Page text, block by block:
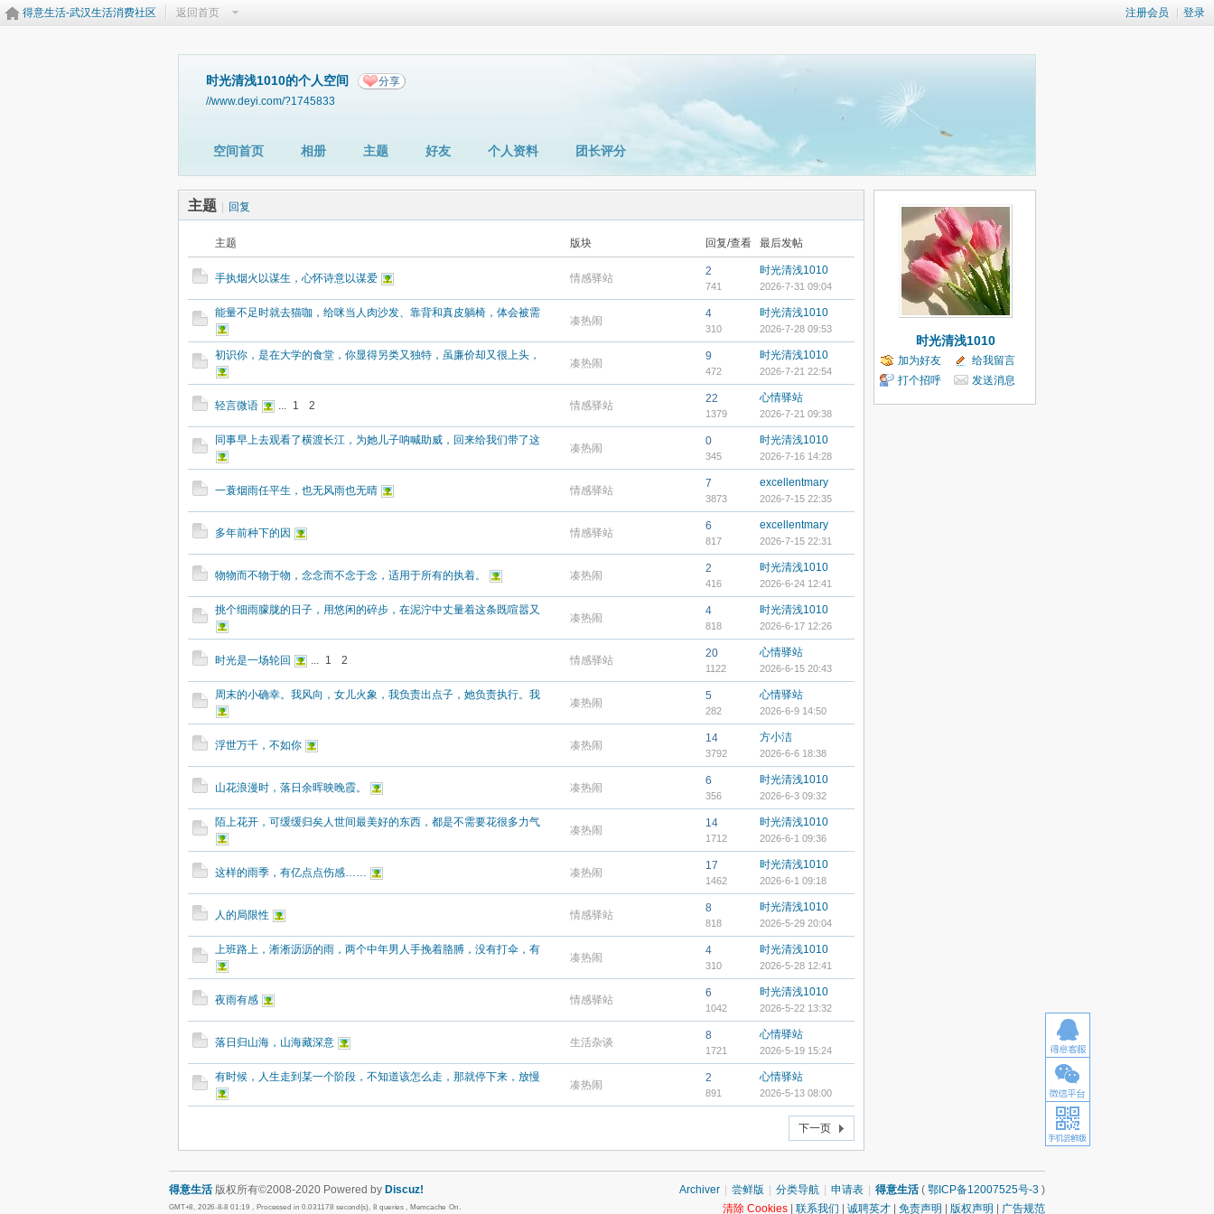
注册会员 登录
得意生活-武汉生活消费社区 返回首页
时光清浅1010的个人空间 分享
//www.deyi.com/?1745833
空间首页 相册 主题 好友 个人资料 团长评分
主题 回复
主题 版块 回复/查看 最后发帖
手执烟火以谋生，心怀诗意以谋爱 情感驿站
2
741
时光清浅1010
2026-7-31 09:04
能量不足时就去猫咖，给咪当人肉沙发、靠背和真皮躺椅，体会被需
凑热闹
4
310
时光清浅1010
2026-7-28 09:53
初识你，是在大学的食堂，你显得另类又独特，虽廉价却又很上头，
凑热闹
9
472
时光清浅1010
2026-7-21 22:54
轻言微语 ... 1 2 情感驿站
22
1379
心情驿站
2026-7-21 09:38
同事早上去观看了横渡长江，为她儿子呐喊助威，回来给我们带了这
凑热闹
0
345
时光清浅1010
2026-7-16 14:28
一蓑烟雨任平生，也无风雨也无晴 情感驿站
7
3873
excellentmary
2026-7-15 22:35
多年前种下的因 情感驿站
6
817
excellentmary
2026-7-15 22:31
物物而不物于物，念念而不念于念，适用于所有的执着。 凑热闹
2
416
时光清浅1010
2026-6-24 12:41
挑个细雨朦胧的日子，用悠闲的碎步，在泥泞中丈量着这条既喧嚣又
凑热闹
4
818
时光清浅1010
2026-6-17 12:26
时光是一场轮回 ... 1 2 情感驿站
20
1122
心情驿站
2026-6-15 20:43
周末的小确幸。我风向，女儿火象，我负责出点子，她负责执行。我
凑热闹
5
282
心情驿站
2026-6-9 14:50
浮世万千，不如你 凑热闹
14
3792
方小洁
2026-6-6 18:38
山花浪漫时，落日余晖映晚霞。 凑热闹
6
356
时光清浅1010
2026-6-3 09:32
陌上花开，可缓缓归矣人世间最美好的东西，都是不需要花很多力气
凑热闹
14
1712
时光清浅1010
2026-6-1 09:36
这样的雨季，有亿点点伤感…… 凑热闹
17
1462
时光清浅1010
2026-6-1 09:18
人的局限性 情感驿站
8
818
时光清浅1010
2026-5-29 20:04
上班路上，淅淅沥沥的雨，两个中年男人手挽着胳膊，没有打伞，有
凑热闹
4
310
时光清浅1010
2026-5-28 12:41
夜雨有感 情感驿站
6
1042
时光清浅1010
2026-5-22 13:32
落日归山海，山海藏深意 生活杂谈
8
1721
心情驿站
2026-5-19 15:24
有时候，人生走到某一个阶段，不知道该怎么走，那就停下来，放慢
凑热闹
2
891
心情驿站
2026-5-13 08:00
下一页
时光清浅1010
加为好友
给我留言
打个招呼
发送消息
Archiver 尝鲜版 分类导航 申请表 得意生活 ( 鄂ICP备12007525号-3 )
清除 Cookies
联系我们 诚聘英才 免责声明 版权声明 广告规范
得意生活 版权所有©2008-2020 Powered by Discuz!
GMT+8, 2026-8-8 01:19 , Processed in 0.031178 second(s), 8 queries , Memcache On.